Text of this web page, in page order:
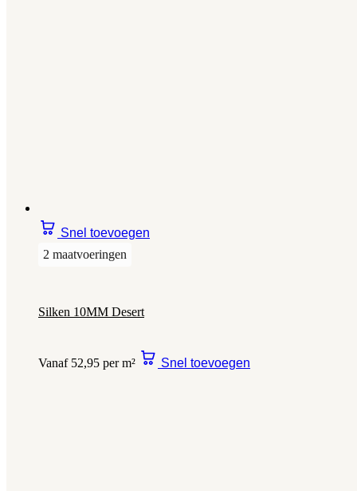
Snel toevoegen
2 maatvoeringen
Silken 10MM Desert
Vanaf 52,95 per m² Snel toevoegen